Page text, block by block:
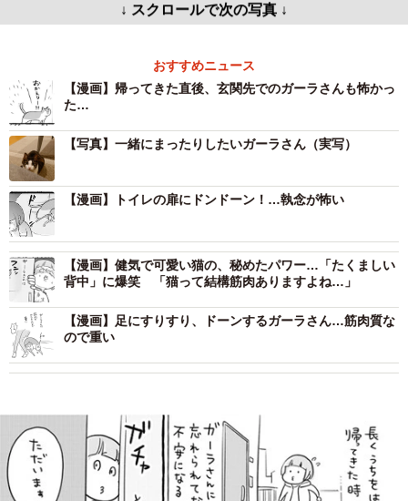
↓ スクロールで次の写真 ↓
おすすめニュース
【漫画】帰ってきた直後、玄関先でのガーラさんも怖かっ
た…
【写真】一緒にまったりしたいガーラさん（実写）
【漫画】トイレの扉にドンドーン！…執念が怖い
【漫画】健気で可愛い猫の、秘めたパワー…「たくましい
背中」に爆笑 「猫って結構筋肉ありますよね…」
【漫画】足にすりすり、ドーンするガーラさん…筋肉質な
ので重い